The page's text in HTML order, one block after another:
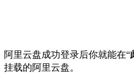
阿里云盘成功登录后你就能在“
挂载的阿里云盘。